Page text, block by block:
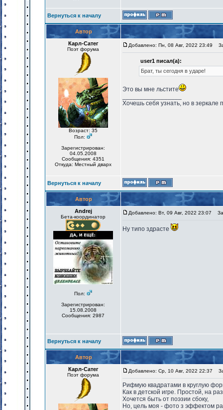
Вернуться к началу
Автор
Карл-Сатег
Поэт форума
Возраст: 35
Пол:
Зарегистрирован:
04.05.2008
Сообщения: 4351
Откуда: Местный дварх
Добавлено: Пн, 08 Авг, 2022 23:49
user1 писал(а):
Брат, ты сегодня в ударе!
Это вы мне льстите
Хочешь себя узнать, но в зеркале
Вернуться к началу
Автор
Andrej
Бета-координатор
Пол:
Зарегистрирован:
15.08.2008
Сообщения: 2987
Добавлено: Вт, 09 Авг, 2022 23:07
Ну типо здрасте
Вернуться к началу
Автор
Карл-Сатег
Поэт форума
Добавлено: Ср, 10 Авг, 2022 22:37
Рифмую квадратами в круглую
Как в детской игре. Простой, на
Хочется быть от поэзии сбоку,
Но, цель моя - фото з эффектом